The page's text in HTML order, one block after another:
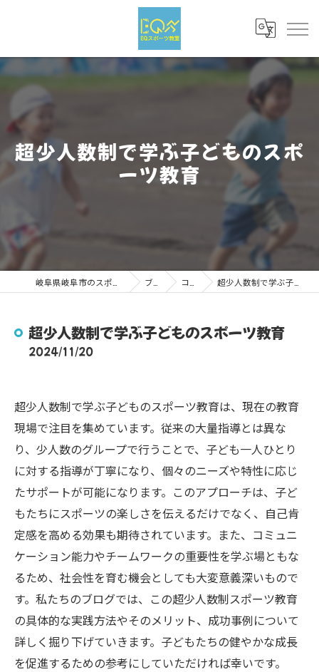
超少人数制で学ぶ子どものスポ
ーツ教育
ブログ コラム 超少人数制で学ぶ子どものスポーツ教育
超少人数制で学ぶ子どものスポーツ教育
2024/11/20
超少人数制で学ぶ子どものスポーツ教育は、現在の教育
現場で注目を集めています。従来の大量指導とは異な
り、少人数のグループで行うことで、子ども一人ひとり
に対する指導が丁寧になり、個々のニーズや特性に応じ
たサポートが可能になります。このアプローチは、子ど
もたちにスポーツの楽しさを伝えるだけでなく、自己肯
定感を高める効果も期待されています。また、コミュニ
ケーション能力やチームワークの重要性を学ぶ場ともな
るため、社会性を育む機会としても大変意義深いもので
す。私たちのブログでは、この超少人数制スポーツ教育
の具体的な実践方法やそのメリット、成功事例について
詳しく掘り下げていきます。子どもたちの健やかな成長
を促進するための参考にしていただければ幸いです。